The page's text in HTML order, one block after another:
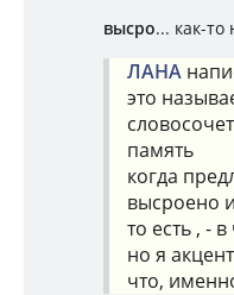
высро... как-то
ЛАНА
это
память
когда
высроено
то есть , -
но я
что,